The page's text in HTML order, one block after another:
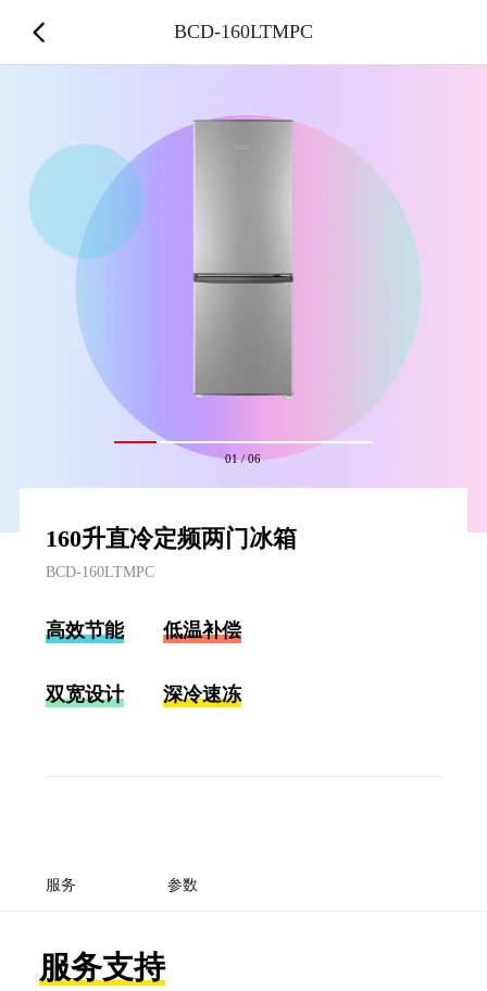
01/06
160升直冷定频两门冰箱
BCD-160LTMPC
高效节能 低温补偿
双宽设计 深冷速冻
服务 参数
服务支持
BCD-160LTMPC